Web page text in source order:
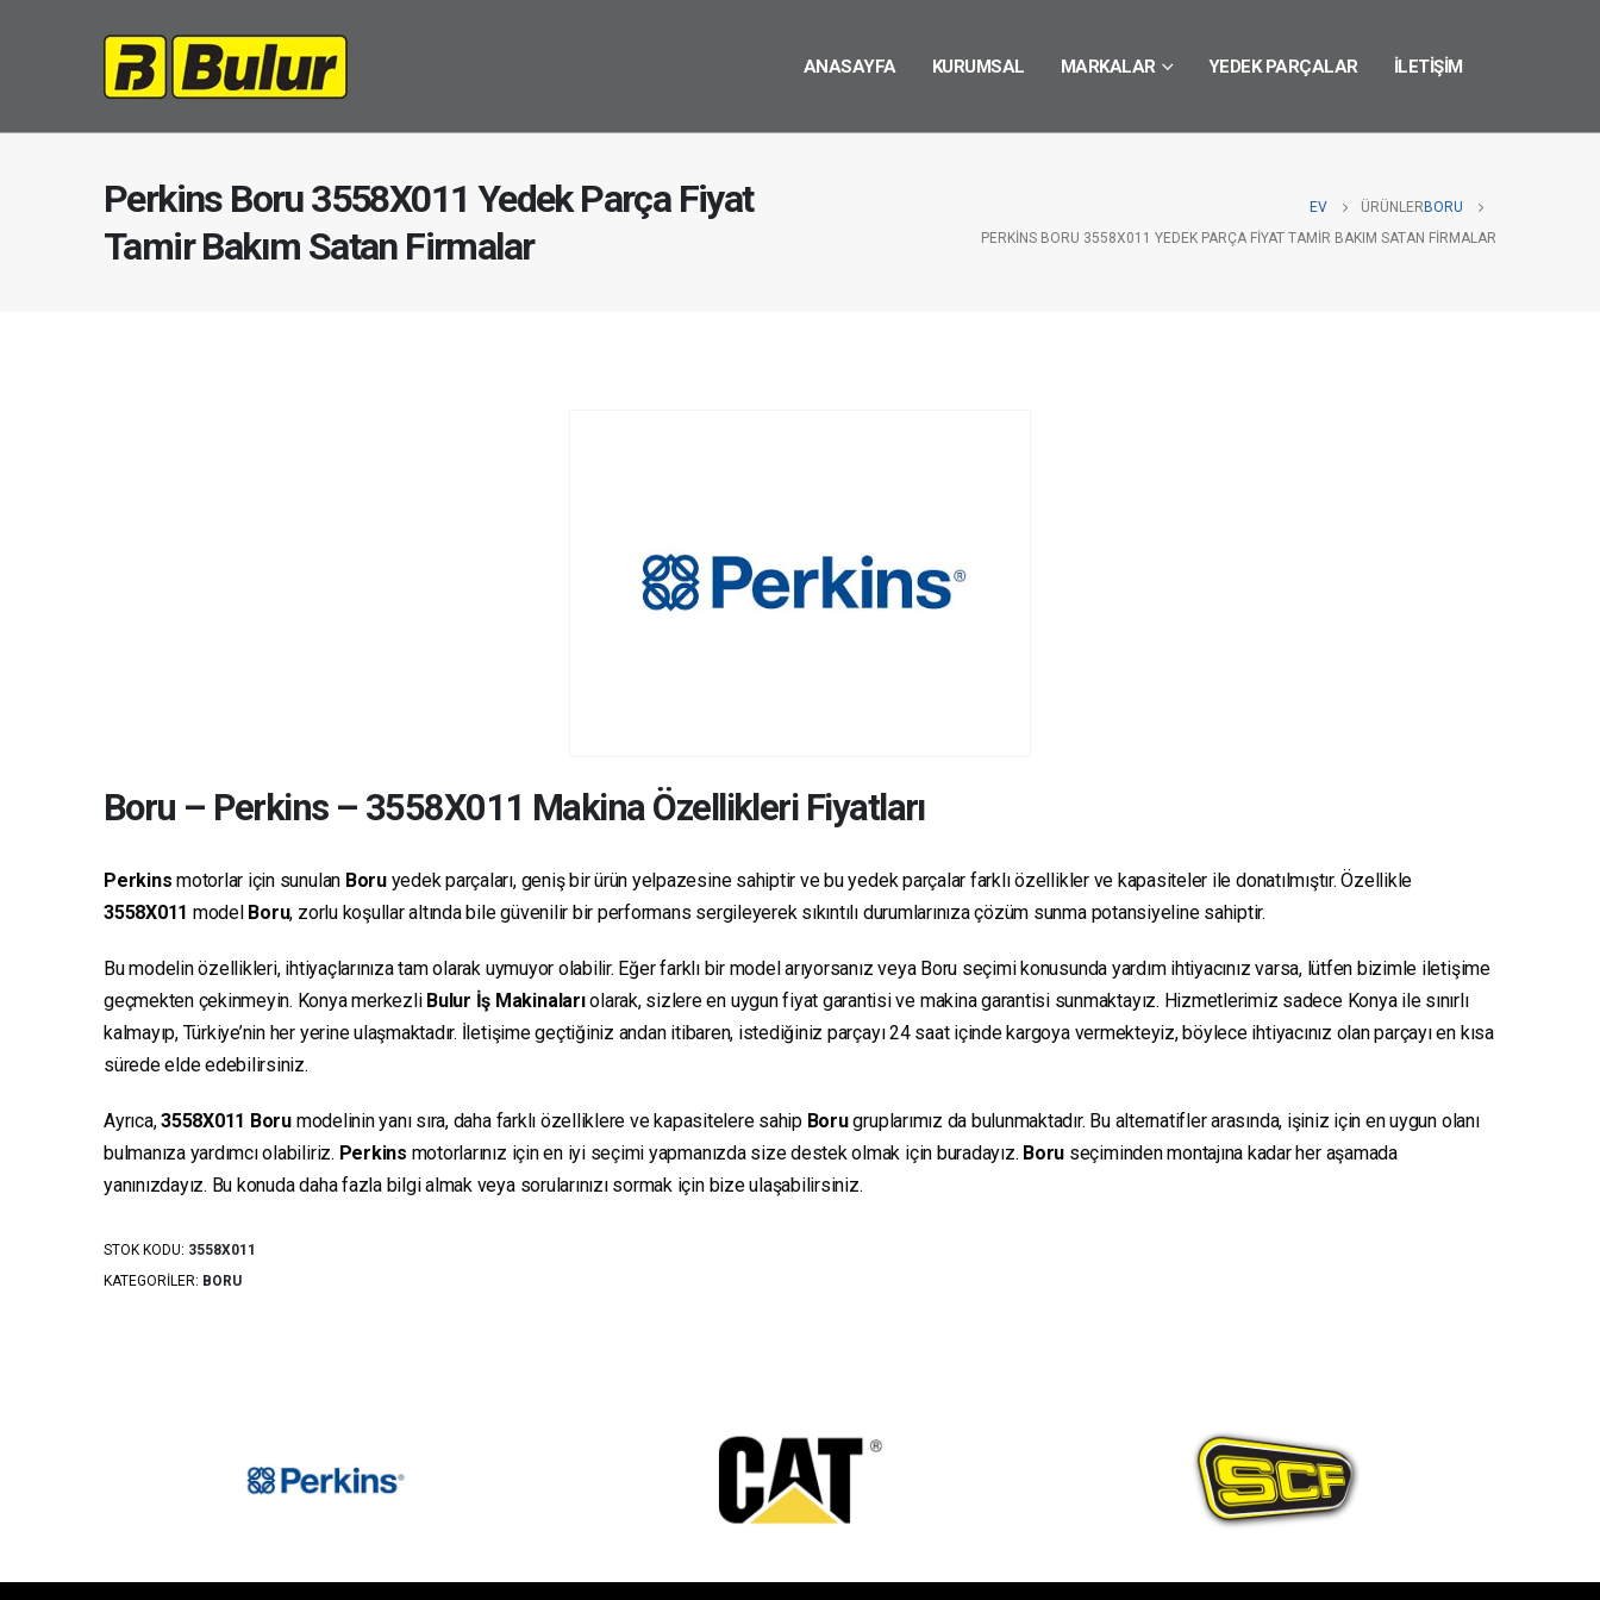
ANASAYFA KURUMSAL MARKALAR YEDEK PARÇALAR İLETIŞIM
Perkins Boru 3558X011 Yedek Parça Fiyat
Tamir Bakım Satan Firmalar
EV ÜRÜNLER BORU
PERKINS BORU 3558X011 YEDEK PARÇA FIYAT TAMIR BAKIM SATAN FIRMALAR
Boru – Perkins– 3558X011 Makina Özellikleri Fiyatları
Perkins motorlar için sunulan Boruyedek parçaları, geniş bir ürün yelpazesine sahiptir ve bu yedek parçalar farklı özellikler ve kapasiteler ile donatılmıştır. Özellikle
3558X011 model Boru, zorlu koşullar altında bile güvenilir bir performans sergileyerek sıkıntılı durumlarınıza çözüm sunma potansiyeline sahiptir.
Bu modelin özellikleri, ihtiyaçlarınıza tam olarak uymuyor olabilir. Eğer farklı bir model arıyorsanız veya Boru seçimi konusunda yardım ihtiyacınız varsa, lütfen bizimle iletişime
geçmekten çekinmeyin. Konya merkezli Bulur İş Makinalarıolarak, sizlere en uygun fiyat garantisi ve makina garantisi sunmaktayız. Hizmetlerimiz sadece Konya ile sınırlı
kalmayıp, Türkiye’nin her yerine ulaşmaktadır. İletişime geçtiğiniz andan itibaren, istediğiniz parçayı 24 saat içinde kargoya vermekteyiz, böylece ihtiyacınız olan parçayı en kısa
sürede elde edebilirsiniz.
Ayrıca,3558X011 Boru modelinin yanı sıra, daha farklı özelliklere ve kapasitelere sahip Borugruplarımız da bulunmaktadır. Bu alternatifler arasında, işiniz için en uygun olanı
bulmanıza yardımcı olabiliriz. Perkins motorlarınız için en iyi seçimi yapmanızda size destek olmak için buradayız. Boru seçiminden montajına kadar her aşamada
yanınızdayız. Bu konuda daha fazla bilgi almak veya sorularınızı sormak için bize ulaşabilirsiniz.
STOK KODU: 3558X011
KATEGORILER: BORU